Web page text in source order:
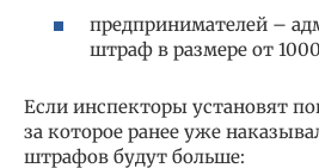
предпринимателей –
штраф в размере от
Если инспекторы установят
за которое ранее уже
штрафов будут больше: